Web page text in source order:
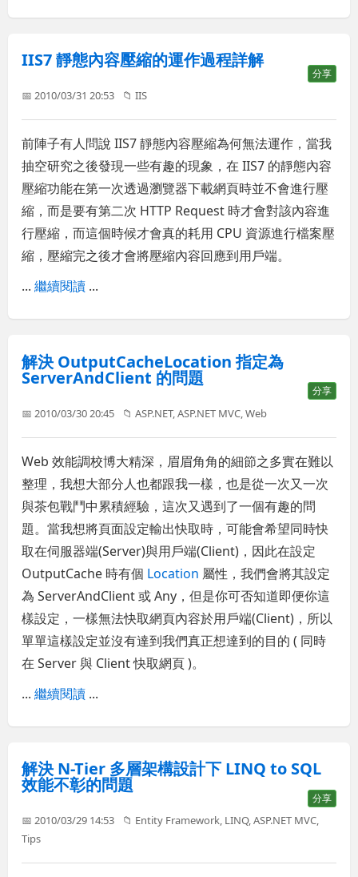
IIS7 靜態內容壓縮的運作過程詳解
分享
📅 2010/03/31 20:53 📁IIS
前陣子有人問說 IIS7 靜態內容壓縮為何無法運作，當我
抽空研究之後發現一些有趣的現象，在 IIS7 的靜態內容
壓縮功能在第一次透過瀏覽器下載網頁時並不會進行壓
縮，而是要有第二次 HTTP Request 時才會對該內容進
行壓縮，而這個時候才會真的耗用 CPU 資源進行檔案壓
縮，壓縮完之後才會將壓縮內容回應到用戶端。
...繼續閱讀 ...
解決 OutputCacheLocation 指定為
ServerAndClient 的問題
分享
📅 2010/03/30 20:45 📁ASP.NET,ASP.NET MVC,Web
Web 效能調校博大精深，眉眉角角的細節之多實在難以
整理，我想大部分人也都跟我一樣，也是從一次又一次
與茶包戰鬥中累積經驗，這次又遇到了一個有趣的問
題。當我想將頁面設定輸出快取時，可能會希望同時快
取在伺服器端(Server)與用戶端(Client)，因此在設定
OutputCache 時有個 Location 屬性，我們會將其設定
為 ServerAndClient 或 Any，但是你可否知道即便你這
樣設定，一樣無法快取網頁內容於用戶端(Client)，所以
單單這樣設定並沒有達到我們真正想達到的目的 ( 同時
在 Server 與 Client 快取網頁 )。
...繼續閱讀 ...
解決 N-Tier 多層架構設計下 LINQ to SQL
效能不彰的問題
分享
📅 2010/03/29 14:53 📁 Entity Framework, LINQ,ASP.NET MVC,
Tips